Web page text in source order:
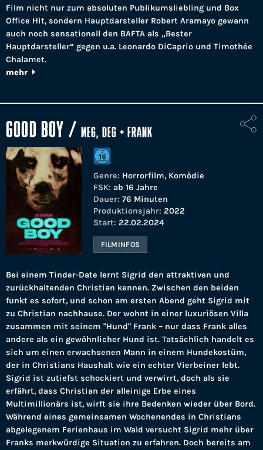
Film nicht nur zum absoluten Publikumsliebling und Box
Office Hit, sondern Hauptdarsteller Robert Aramayo gewann
auch noch sensationell den BAFTA als „Bester
Hauptdarsteller“ gegen u.a. Leonardo DiCaprio und Timothée
Chalamet.
mehr
GOOD BOY / MEG, DEG + FRANK
Genre: Horrorfilm, Komödie
FSK: ab 16 Jahre
Dauer: 76 Minuten
Produktionsjahr: 2022
Start: 22.02.2024
FILMINFOS
Bei einem Tinder-Date lernt Sigrid den attraktiven und
zurückhaltenden Christian kennen. Zwischen den beiden
funkt es sofort, und schon am ersten Abend geht Sigrid mit
zu Christian nachhause. Der wohnt in einer luxuriösen Villa
zusammen mit seinem "Hund" Frank – nur dass Frank alles
andere als ein gewöhnlicher Hund ist. Tatsächlich handelt es
sich um einen erwachsenen Mann in einem Hundekostüm,
der in Christians Haushalt wie ein echter Vierbeiner lebt.
Sigrid ist zutiefst schockiert und verwirrt, doch als sie
erfährt, dass Christian der alleinige Erbe eines
Multimillionärs ist, wirft sie ihre Bedenken wieder über Bord.
Während eines gemeinsamen Wochenendes in Christians
abgelegenem Ferienhaus im Wald versucht Sigrid mehr über
Franks merkwürdige Situation zu erfahren. Doch bereits am